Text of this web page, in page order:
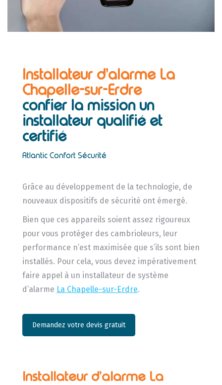
Installateur d’alarme La
Chapelle-sur-Erdre
confier la mission un
installateur qualifié et
certifié
Atlantic Confort Sécurité
Grâce au développement de la technologie, de
nouveaux dispositifs de sécurité ont émergé.
Bien que ces appareils soient assez rigoureux
pour vous protéger des cambrioleurs, leur
performance n’est maximisée que s’ils sont bien
installés. Pour cela, vous devez impérativement
faire appel à un installateur de système
d’alarme La Chapelle-sur-Erdre.
Demandez votre devis gratuit
Installateur d’alarme La